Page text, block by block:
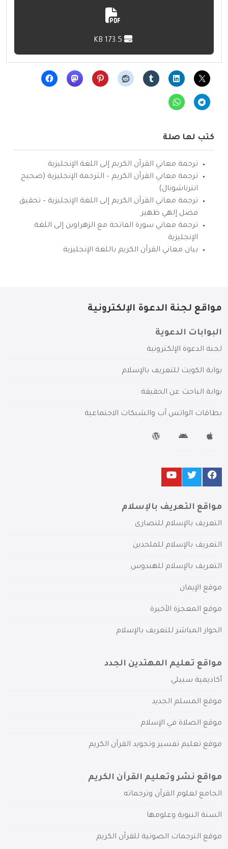
كتب لها صلة
ترجمة معاني القرآن الكريم إلى اللغة الإنجليزية
ترجمة معاني القرآن الكريم – الترجمة الإنجليزية (صحيح
انترناشونال)
ترجمة معاني القرآن الكريم إلى اللغة الإنجليزية – تحقيق
فضل إلهي ظهير
ترجمة معاني سورة الفاتحة مع الزهراوين إلى اللغة
الإنجليزية
بيان معاني القرآن الكريم باللغة الإنجليزية
مواقع لجنة الدعوة الإلكترونية
البوابات الدعوية
لجنة الدعوة الإلكترونية
بوابة الكويت للتعريف بالإسلام
بوابة الباحث عن الحقيقة
بطاقات الواتس آب والشبكات الاجتماعية
مواقع التعريف بالإسلام
التعريف بالإسلام للنصارى
التعريف بالإسلام للملحدين
التعريف بالإسلام للهندوس
موقع الإيمان
موقع المعجزة الأخيرة
الحوار المباشر للتعريف بالإسلام
مواقع تعليم المهتدين الجدد
أكاديمية سبيلي
موقع المسلم الجديد
موقع الصلاة في الإسلام
موقع تعليم تفسير وتجويد القرآن الكريم
مواقع نشر وتعليم القرآن الكريم
الجامع لعلوم القرآن وترجماته
السنة النبوية وعلومها
موقع الترجمات الصوتية للقرآن الكريم